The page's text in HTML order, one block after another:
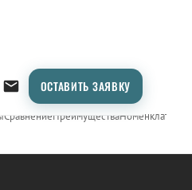
ОСТАВИТЬ ЗАЯВКУ
СравнениеПреимуществаНоменклатура